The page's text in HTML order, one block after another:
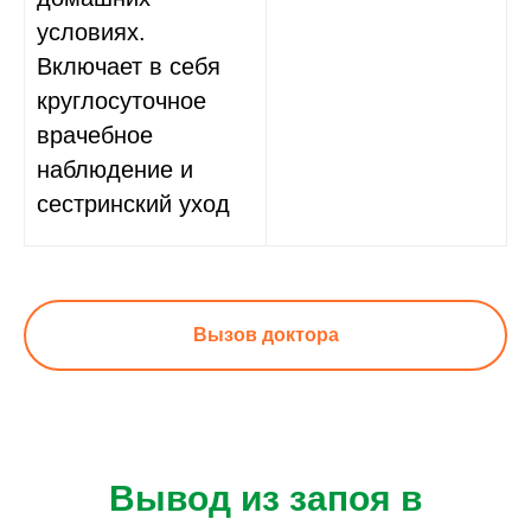
условиях.
Включает в себя
круглосуточное
врачебное
наблюдение и
сестринский уход
Вызов доктора
Вывод из запоя в